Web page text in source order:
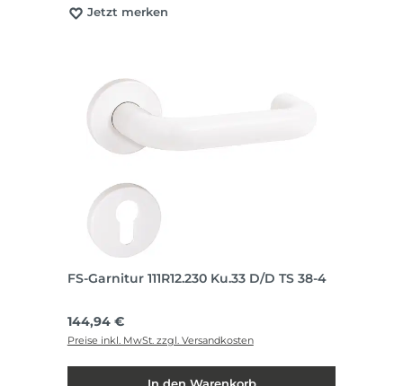
Jetzt merken
FS-Garnitur 111R12.230 Ku.33 D/D TS 38-4
Regulärer Preis:
144,94 €
Preise inkl. MwSt. zzgl. Versandkosten